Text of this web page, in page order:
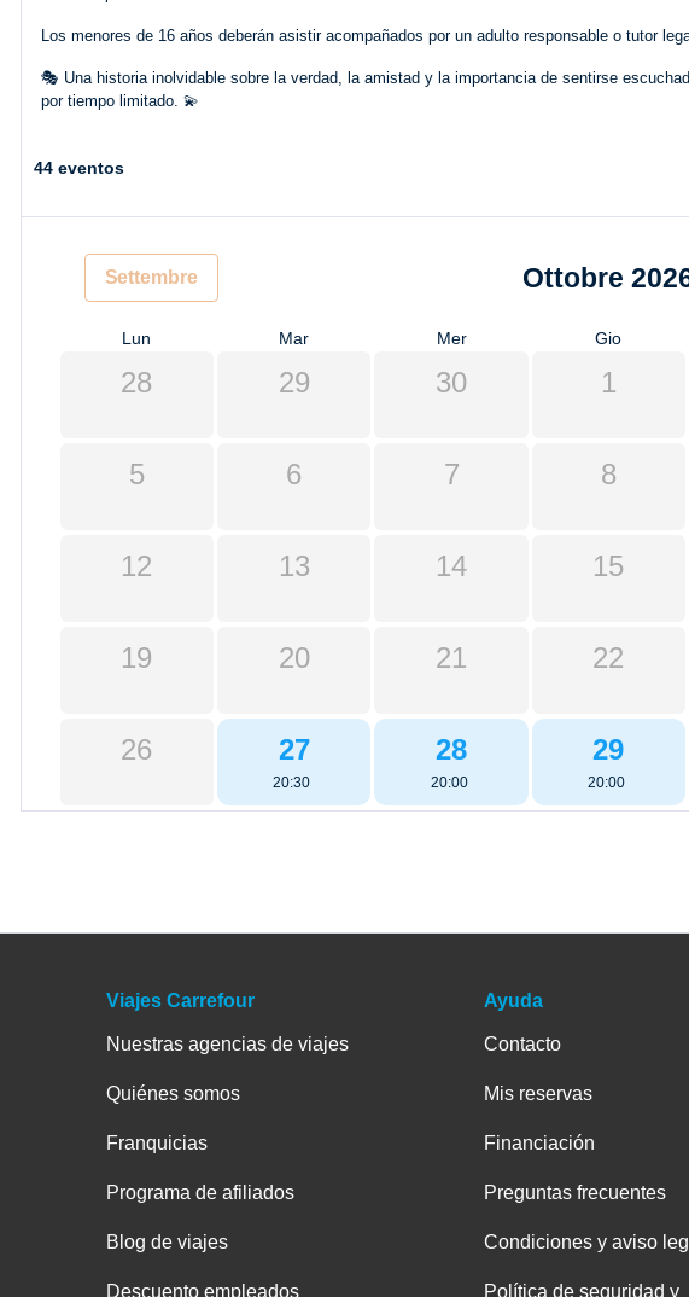
Los menores de 16 años deberán asistir acompañados por un adulto responsable o tutor
🎭 Una historia inolvidable sobre la verdad, la amistad y la importancia de sentirse
por tiempo limitado. 💫
44 eventos
Settembre Ottobre
Lun Mar Mer Gio
28 29 30 1
5 6 7 8
12 13 14 15
19 20 21 22
26 27
20:30
28
20:00
29
20:00
Viajes Carrefour
Nuestras agencias de viajes
Quiénes somos
Franquicias
Programa de afiliados
Blog de viajes
Descuento empleados
Ayuda
Contacto
Mis reservas
Financiación
Preguntas frecuentes
Condiciones y aviso
Política de seguridad y